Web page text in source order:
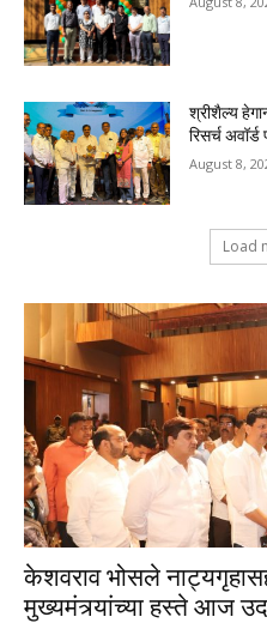
श्रीशैल्य
रिसर्च अवॉर्ड
August 8,
Load
केशवराव भोसले
मुख्यमंत्र्यांच्या हस्ते आज